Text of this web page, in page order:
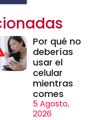
Por qué no
deberías
usar el
celular
mientras
comes
5 Agosto,
2026